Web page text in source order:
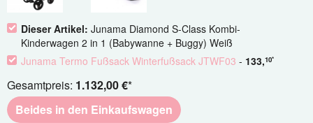
Dieser Artikel: Junama Diamond S-Class Kombi-
Kinderwagen 2 in 1 (Babywanne + Buggy) Weiß
Junama Termo Fußsack Winterfußsack JTWF03 - 133,10*
Gesamtpreis: 1.132,00 €*
Beides in den Einkaufswagen